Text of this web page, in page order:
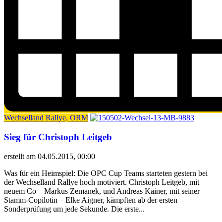
Wechselland Rallye, ORM
Sieg für Christoph Leitgeb
erstellt am 04.05.2015, 00:00
Was für ein Heimspiel: Die OPC Cup Teams starteten gestern bei
der Wechselland Rallye hoch motiviert. Christoph Leitgeb, mit
neuem Co – Markus Zemanek, und Andreas Kainer, mit seiner
Stamm-Copilotin – Elke Aigner, kämpften ab der ersten
Sonderprüfung um jede Sekunde. Die erste...